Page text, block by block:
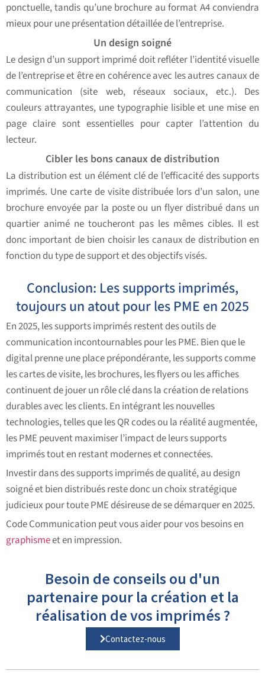
ponctuelle, tandis qu’une brochure au format A4 conviendra
mieux pour une présentation détaillée de l’entreprise.
Un design soigné
Le design d’un support imprimé doit refléter l’identité visuelle
de l’entreprise et être en cohérence avec les autres canaux de
communication (site web, réseaux sociaux, etc.). Des
couleurs attrayantes, une typographie lisible et une mise en
page claire sont essentielles pour capter l’attention du
lecteur.
Cibler les bons canaux de distribution
La distribution est un élément clé de l’efficacité des supports
imprimés. Une carte de visite distribuée lors d’un salon, une
brochure envoyée par la poste ou un flyer distribué dans un
quartier animé ne toucheront pas les mêmes cibles. Il est
donc important de bien choisir les canaux de distribution en
fonction du type de support et des objectifs visés.
Conclusion: Les supports imprimés,
toujours un atout pour les PME en 2025
En 2025, les supports imprimés restent des outils de
communication incontournables pour les PME. Bien que le
digital prenne une place prépondérante, les supports comme
les cartes de visite, les brochures, les flyers ou les affiches
continuent de jouer un rôle clé dans la création de relations
durables avec les clients. En intégrant les nouvelles
technologies, telles que les QR codes ou la réalité augmentée,
les PME peuvent maximiser l’impact de leurs supports
imprimés tout en restant modernes et connectées.
Investir dans des supports imprimés de qualité, au design
soigné et bien distribués reste donc un choix stratégique
judicieux pour toute PME désireuse de se démarquer en 2025.
Code Communication peut vous aider pour vos besoins en
graphismeet en impression.
Besoin de conseils ou d'un
partenaire pour la création et la
réalisation de vos imprimés ?
Contactez-nous